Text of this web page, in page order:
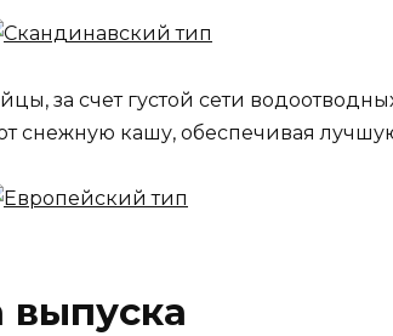
за счет густой сети
снежную кашу, обеспечивая
выпуска